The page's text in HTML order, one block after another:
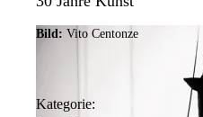
Bild: Vito Centonze
Kategorie: